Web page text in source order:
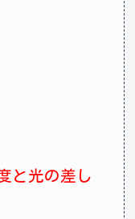
と光の差し